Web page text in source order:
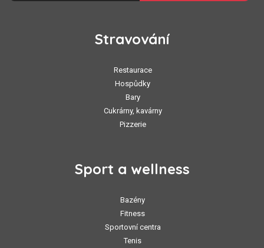
Stravování
Restaurace
Hospůdky
Bary
Cukrárny, kavárny
Pizzerie
Sport a wellness
Bazény
Fitness
Sportovní centra
Tenis